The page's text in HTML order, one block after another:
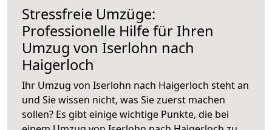
Stressfreie Umzüge:
Professionelle Hilfe für Ihren
Umzug von Iserlohn nach
Haigerloch
Ihr Umzug von Iserlohn nach Haigerloch steht an
und Sie wissen nicht, was Sie zuerst machen
sollen? Es gibt einige wichtige Punkte, die bei